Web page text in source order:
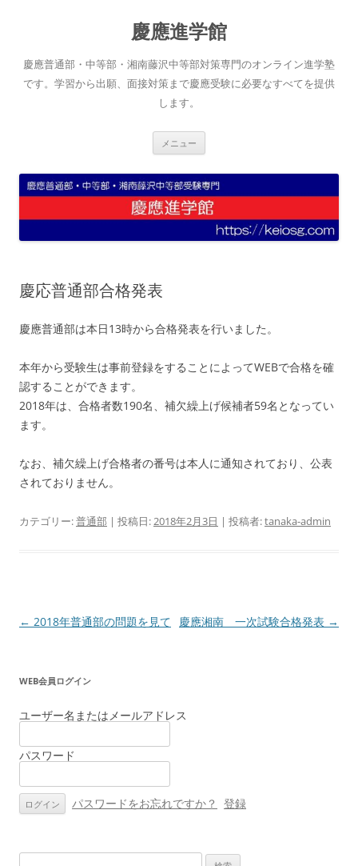
へ
ス
キ
慶應進学館
慶應普通部・中等部・湘南藤沢中等部対策専門のオンライン進学塾
です。学習から出願、面接対策まで慶應受験に必要なすべてを提供
します。
メニュー
慶応普通部合格発表
慶應普通部は本日13時から合格発表を行いました。
本年から受験生は事前登録をすることによってWEBで合格を確
認することができます。
2018年は、合格者数190名、補欠繰上げ候補者59名となってい
ます。
なお、補欠繰上げ合格者の番号は本人に通知されており、公表
されておりません。
カテゴリー:普通部 | 投稿日:2018年2月3日 | 投稿者:tanaka-admin
投
ビ
ゲ
シ
ン
← 2018年普通部の問題を見て 慶應湘南 一次試験合格発表 →
WEB会員ログイン
ユーザー名またはメールアドレス
パスワード
パスワードをお忘れですか？ 登録